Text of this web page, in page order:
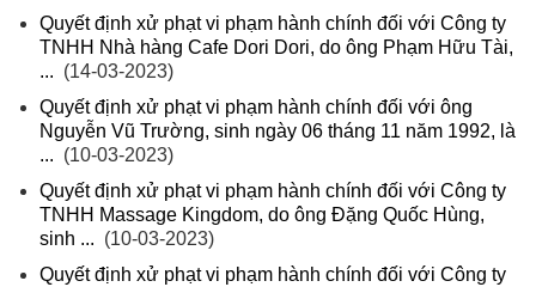
Quyết định xử phạt vi phạm hành chính đối với Công ty
TNHH Nhà hàng Cafe Dori Dori, do ông Phạm Hữu Tài,
... (14-03-2023)
Quyết định xử phạt vi phạm hành chính đối với ông
Nguyễn Vũ Trường, sinh ngày 06 tháng 11 năm 1992, là
... (10-03-2023)
Quyết định xử phạt vi phạm hành chính đối với Công ty
TNHH Massage Kingdom, do ông Đặng Quốc Hùng,
sinh ... (10-03-2023)
Quyết định xử phạt vi phạm hành chính đối với Công ty